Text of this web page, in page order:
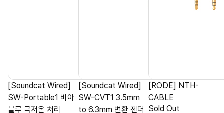
[Soundcat Wired]
SW-Portable1 비아
블루 극저온 처리
[Soundcat Wired]
SW-CVT1 3.5mm
to 6.3mm 변환 젠더
[RODE] NTH-
CABLE
Sold Out